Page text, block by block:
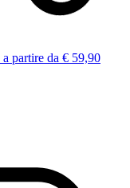
a partire da € 59,90